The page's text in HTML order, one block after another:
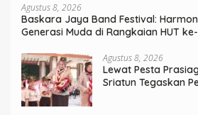
Agustus 8, 2026
Baskara Jaya Band Festival:
Generasi Muda di Rangkaian HUT
Agustus 8, 2026
Lewat Pesta
Sriatun Tegaskan